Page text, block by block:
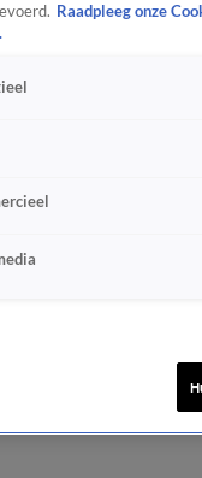
Raadpleeg onze